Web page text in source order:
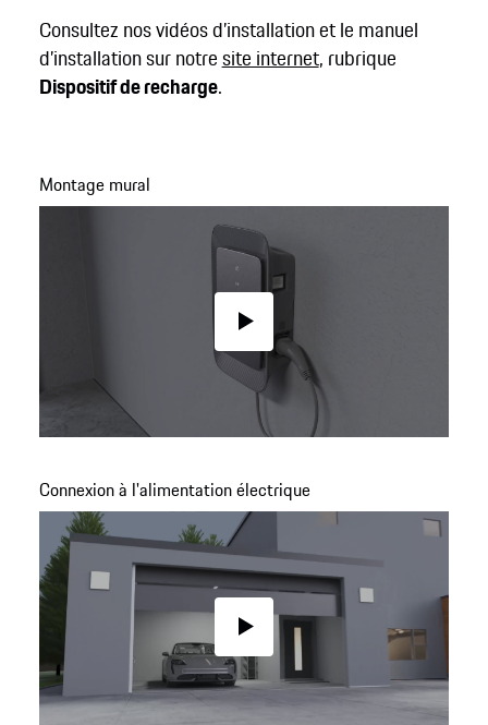
Consultez nos vidéos d’installation et le manuel
d’installation sur notresite internet, rubrique
Dispositif de recharge.
Montage mural
Play
Connexion à l'alimentation électrique
Play